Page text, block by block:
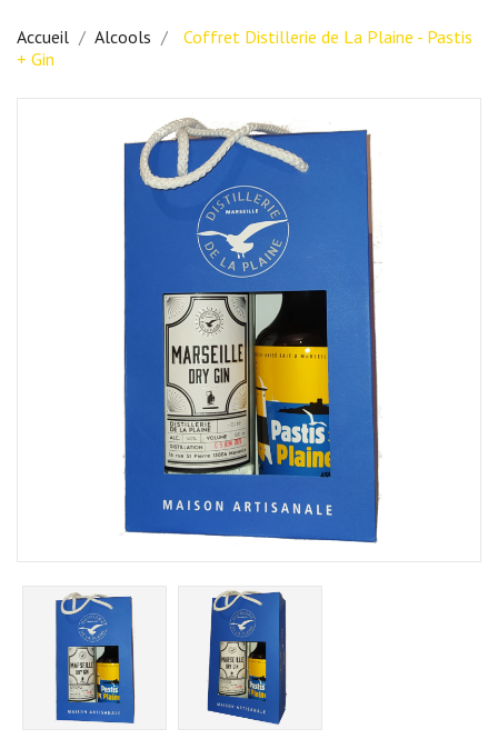
Accueil Alcools
Coffret Distillerie de La Plaine - Pastis
+ Gin